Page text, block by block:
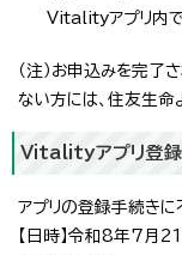
Vitalityアプリ内で
（注）お申込みを完了
ない方には、住友生命
Vitalityアプリ登録
アプリの登録手続きに
【日時】令和8年7月